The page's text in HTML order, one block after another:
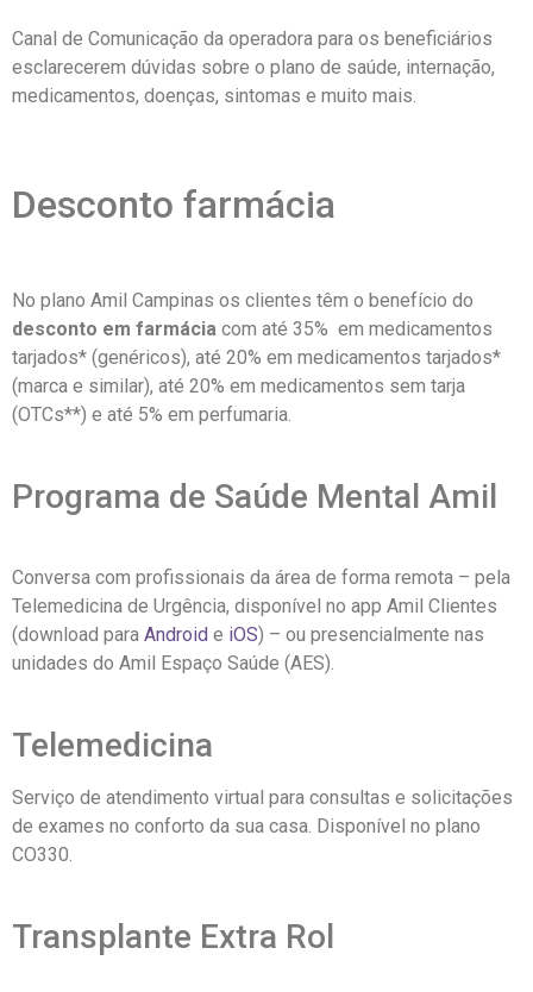
Canal de Comunicação da operadora para os beneficiários
esclarecerem dúvidas sobre o plano de saúde, internação,
medicamentos, doenças, sintomas e muito mais.
Desconto farmácia
No plano Amil Campinas os clientes têm o benefício do
desconto em farmácia com até 35% em medicamentos
tarjados* (genéricos), até 20% em medicamentos tarjados*
(marca e similar), até 20% em medicamentos sem tarja
(OTCs**) e até 5% em perfumaria.
Programa de Saúde Mental Amil
Conversa com profissionais da área de forma remota – pela
Telemedicina de Urgência, disponível no app Amil Clientes
(download para Android e iOS) – ou presencialmente nas
unidades do Amil Espaço Saúde (AES).
Telemedicina
Serviço de atendimento virtual para consultas e solicitações
de exames no conforto da sua casa. Disponível no plano
CO330.
Transplante Extra Rol